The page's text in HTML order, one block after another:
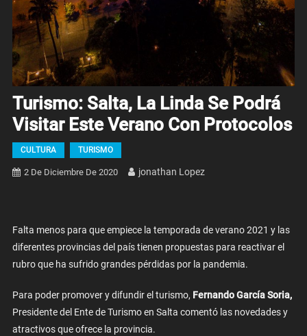
Turismo: Salta, La Linda Se Podrá
Visitar Este Verano Con Protocolos
CULTURA TURISMO
2 De Diciembre De 2020 Jonathan Lopez
Falta menos para que empiece la temporada de verano 2021 y las
diferentes provincias del país tienen propuestas para reactivar el
rubro que ha sufrido grandes pérdidas por la pandemia.
Para poder promover y difundir el turismo, Fernando García Soria,
Presidente del Ente de Turismo en Salta comentó las novedades y
atractivos que ofrece la provincia.